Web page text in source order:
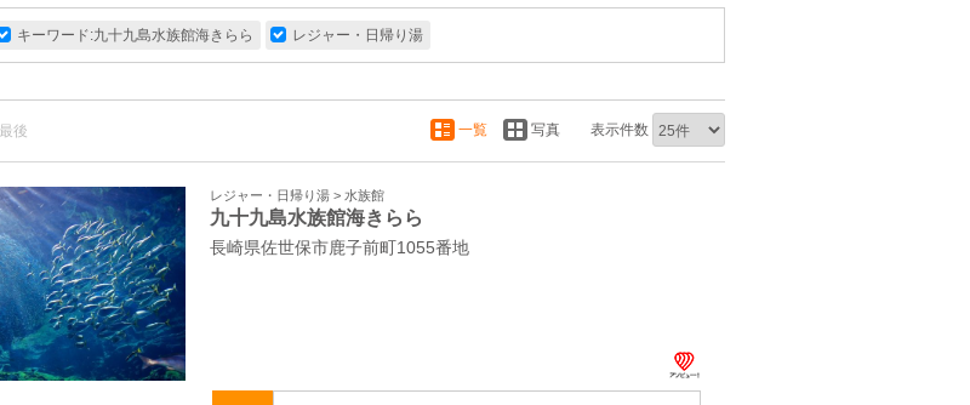
キーワード:九十九島水族館海きらら レジャー・日帰り湯
最後 一覧 写真 表示件数
レジャー・日帰り湯 > 水族館
九十九島水族館海きらら
長崎県佐世保市鹿子前町1055番地